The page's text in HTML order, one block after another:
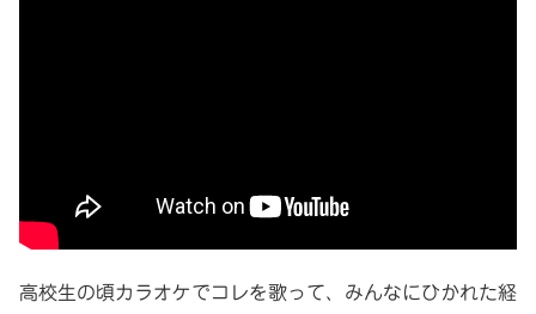
高校生の頃カラオケでコレを歌って、みんなにひかれた経